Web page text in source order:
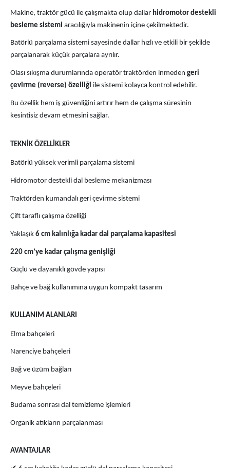
Makine, traktör gücü ile çalışmakta olup dallar hidromotor destekli
besleme sistemi aracılığıyla makinenin içine çekilmektedir.
Batörlü parçalama sistemi sayesinde dallar hızlı ve etkili bir şekilde
parçalanarak küçük parçalara ayrılır.
Olası sıkışma durumlarında operatör traktörden inmeden geri
çevirme (reverse) özelliği ile sistemi kolayca kontrol edebilir.
Bu özellik hem iş güvenliğini artırır hem de çalışma süresinin
kesintisiz devam etmesini sağlar.
TEKNİK ÖZELLİKLER
Batörlü yüksek verimli parçalama sistemi
Hidromotor destekli dal besleme mekanizması
Traktörden kumandalı geri çevirme sistemi
Çift taraflı çalışma özelliği
Yaklaşık 6 cm kalınlığa kadar dal parçalama kapasitesi
220 cm’ye kadar çalışma genişliği
Güçlü ve dayanıklı gövde yapısı
Bahçe ve bağ kullanımına uygun kompakt tasarım
KULLANIM ALANLARI
Elma bahçeleri
Narenciye bahçeleri
Bağ ve üzüm bağları
Meyve bahçeleri
Budama sonrası dal temizleme işlemleri
Organik atıkların parçalanması
AVANTAJLAR